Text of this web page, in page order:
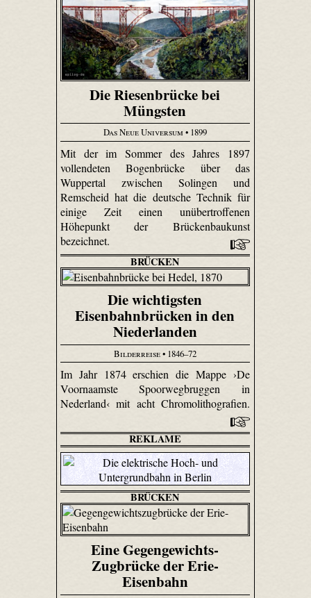
Die Riesenbrücke bei
Müngsten
Das Neue Universum • 1899
Mit der im Sommer des Jahres 1897
vollendeten Bogenbrücke über das
Wuppertal zwischen Solingen und
Remscheid hat die deutsche Technik für
einige Zeit einen unübertroffenen
Höhepunkt der Brückenbaukunst
bezeichnet.
BRÜCKEN
Die wichtigsten
Eisenbahnbrücken in den
Niederlanden
Bilderreise• 1846–72
Im Jahr 1874 erschien die Mappe ›De
Voornaamste Spoorwegbruggen in
Nederland‹ mit acht Chromolithografien.
REKLAME
BRÜCKEN
Eine Gegengewichts-
Zugbrücke der Erie-
Eisenbahn